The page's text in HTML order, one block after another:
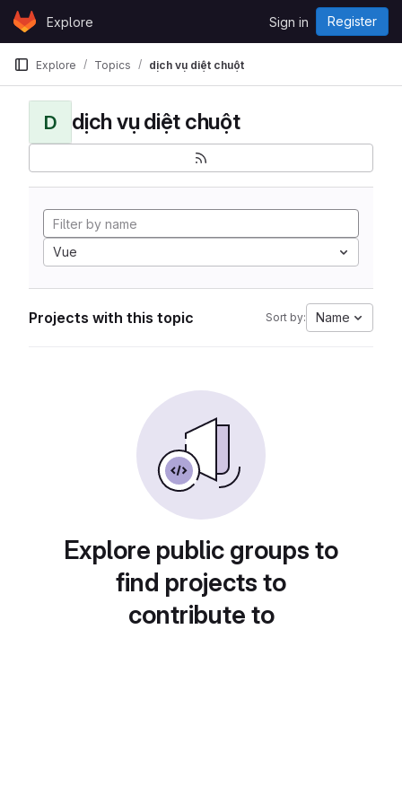
Skip to content
GitLabExplore Sign in Register
Explore Topics dịch vụ diệt chuột
D dịch vụ diệt chuột
Vue
Projects with this topic Sort by: Name
Explore public groups to
find projects to
contribute to